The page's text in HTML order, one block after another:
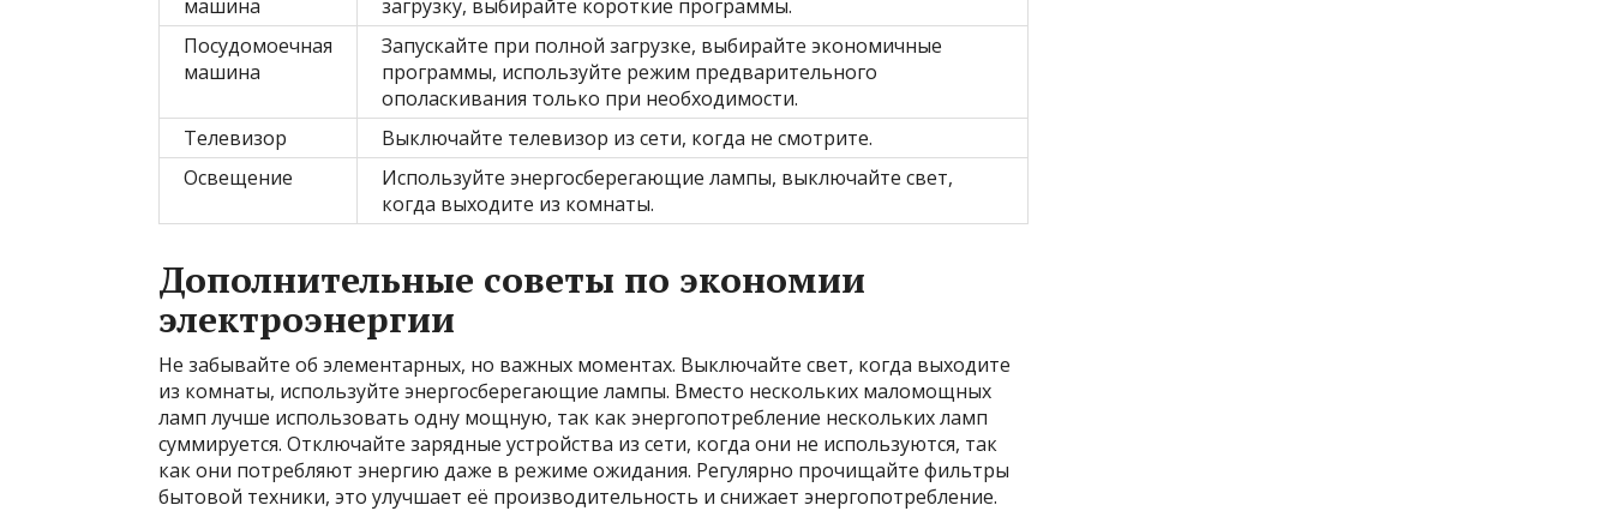
машина
загрузку, выбирайте короткие программы.
Посудомоечная
машина
Запускайте при полной загрузке, выбирайте экономичные
программы, используйте режим предварительного
ополаскивания только при необходимости.
Телевизор
Выключайте телевизор из сети, когда не смотрите.
Освещение
Используйте энергосберегающие лампы, выключайте свет,
когда выходите из комнаты.
Дополнительные советы по экономии
электроэнергии
Не забывайте об элементарных, но важных моментах. Выключайте свет, когда выходите
из комнаты, используйте энергосберегающие лампы. Вместо нескольких маломощных
ламп лучше использовать одну мощную, так как энергопотребление нескольких ламп
суммируется. Отключайте зарядные устройства из сети, когда они не используются, так
как они потребляют энергию даже в режиме ожидания. Регулярно прочищайте фильтры
бытовой техники, это улучшает её производительность и снижает энергопотребление.